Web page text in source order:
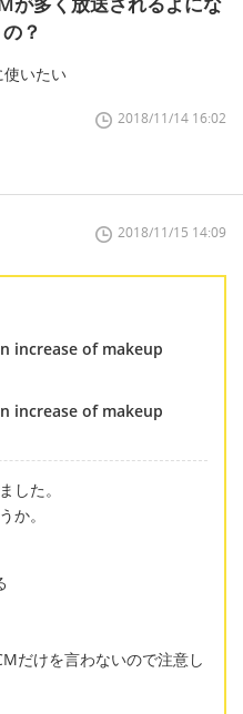
？
いたい
2018/11/14 16:02
2018/11/15 14:09
increase of makeup
increase of makeup
した。
か。
だけを言わないので注意し